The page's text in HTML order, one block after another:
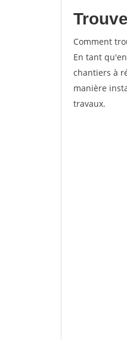
Comment
En tant
chantiers à
manière
travaux.